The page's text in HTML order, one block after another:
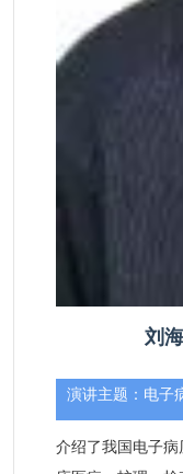
刘
演讲主题： 电子
介绍了我国电子